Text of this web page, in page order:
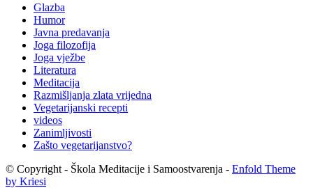
Glazba
Humor
Javna predavanja
Joga filozofija
Joga vježbe
Literatura
Meditacija
Razmišljanja zlata vrijedna
Vegetarijanski recepti
videos
Zanimljivosti
Zašto vegetarijanstvo?
© Copyright - Škola Meditacije i Samoostvarenja - Enfold Theme
by Kriesi